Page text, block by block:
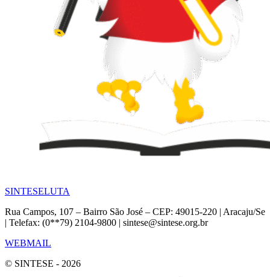
SINTESELUTA
Rua Campos, 107 – Bairro São José – CEP: 49015-220 | Aracaju/Se
| Telefax: (0**79) 2104-9800 | sintese@sintese.org.br
WEBMAIL
© SINTESE - 2026